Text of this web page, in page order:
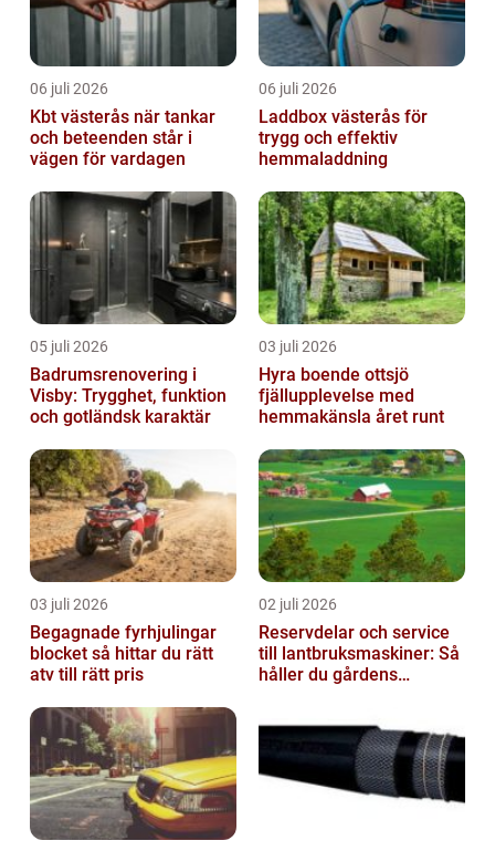
06 juli 2026
Kbt västerås när tankar
och beteenden står i
vägen för vardagen
06 juli 2026
Laddbox västerås för
trygg och effektiv
hemmaladdning
05 juli 2026
Badrumsrenovering i
Visby: Trygghet, funktion
och gotländsk karaktär
03 juli 2026
Hyra boende ottsjö
fjällupplevelse med
hemmakänsla året runt
03 juli 2026
Begagnade fyrhjulingar
blocket så hittar du rätt
atv till rätt pris
02 juli 2026
Reservdelar och service
till lantbruksmaskiner: Så
håller du gårdens